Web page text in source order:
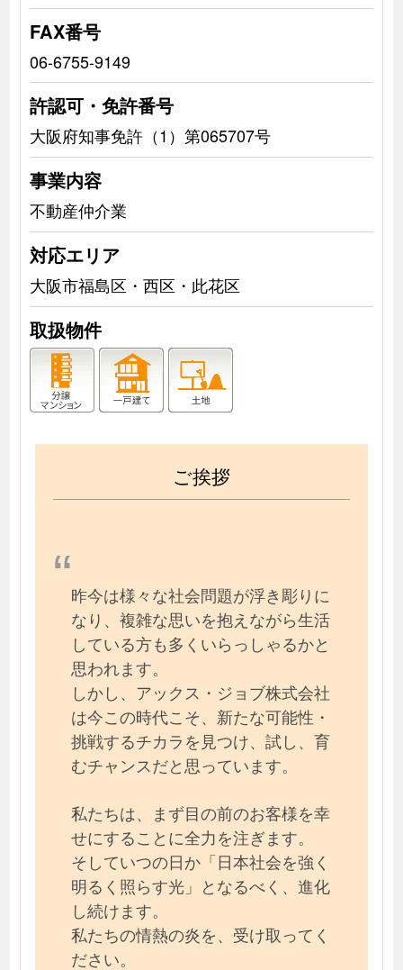
FAX番号
06-6755-9149
許認可・免許番号
大阪府知事免許（1）第065707号
事業内容
不動産仲介業
対応エリア
大阪市福島区・西区・此花区
取扱物件
ご挨拶
昨今は様々な社会問題が浮き彫りに
なり、複雑な思いを抱えながら生活
している方も多くいらっしゃるかと
思われます。
しかし、アックス・ジョブ株式会社
は今この時代こそ、新たな可能性・
挑戦するチカラを見つけ、試し、育
むチャンスだと思っています。
私たちは、まず目の前のお客様を幸
せにすることに全力を注ぎます。
そしていつの日か「日本社会を強く
明るく照らす光」となるべく、進化
し続けます。
私たちの情熱の炎を、受け取ってく
ださい。